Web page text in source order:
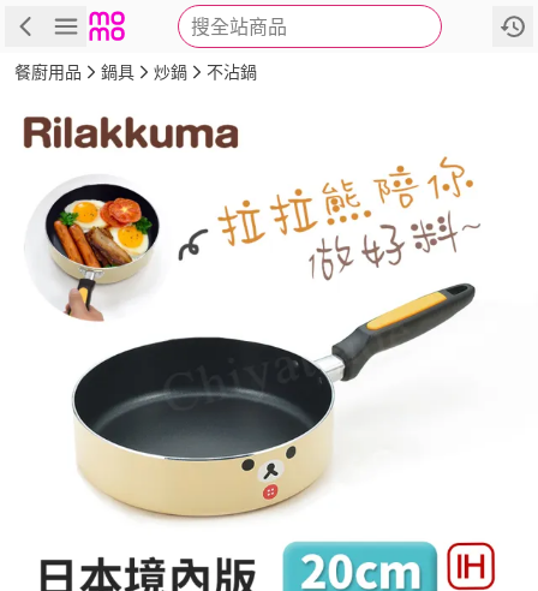
搜全站商品
商品 評價 詳情
餐廚用品 鍋具 炒鍋 不沾鍋